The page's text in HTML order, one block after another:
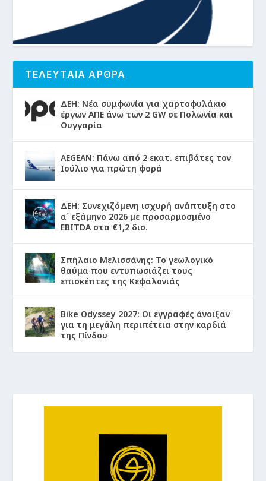
ΤΕΛΕΥΤΑΙΑ ΑΡΘΡΑ
ΔΕΗ: Νέα συμφωνία για χαρτοφυλάκιο
έργων ΑΠΕ άνω των 2 GW σε Πολωνία και
Ουγγαρία
AEGEAN: Πάνω από 2 εκατ. επιβάτες τον
Ιούλιο για πρώτη φορά
ΔΕΗ: Συνεχιζόμενη ισχυρή ανάπτυξη στο
α΄ εξάμηνο 2026 με προσαρμοσμένο
EBITDA στα €1,2 δισ.
Σπήλαιο Μελισσάνης: Το γεωλογικό
θαύμα που εντυπωσιάζει τους
επισκέπτες της Κεφαλονιάς
Bike Odyssey 2027: Οι εγγραφές άνοιξαν
για τη μεγάλη περιπέτεια στην καρδιά
της Πίνδου